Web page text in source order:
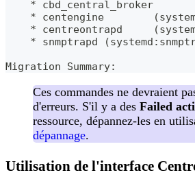
* cbd_central_broker
* centengine
* centreontrapd
* snmptrapd
Migration Summary:
Ces commandes ne devraient
d'erreurs. S'il y a des Failed
ressource, dépannez-les en
dépannage.
Utilisation de l'interface